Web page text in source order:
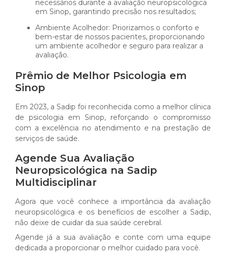
necessários durante a avaliação neuropsicológica
em Sinop, garantindo precisão nos resultados;
Ambiente Acolhedor: Priorizamos o conforto e
bem-estar de nossos pacientes, proporcionando
um ambiente acolhedor e seguro para realizar a
avaliação.
Prêmio de Melhor Psicologia em
Sinop
Em 2023, a Sadip foi reconhecida como a melhor clínica
de psicologia em Sinop, reforçando o compromisso
com a excelência no atendimento e na prestação de
serviços de saúde.
Agende Sua Avaliação
Neuropsicológica na Sadip
Multidisciplinar
Agora que você conhece a importância da avaliação
neuropsicológica e os benefícios de escolher a Sadip,
não deixe de cuidar da sua saúde cerebral.
Agende já a sua avaliação e conte com uma equipe
dedicada a proporcionar o melhor cuidado para você.